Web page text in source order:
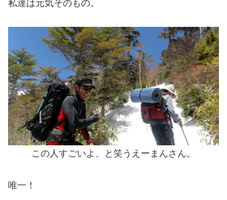
私達は元気そのもの。
この人すごいよ、と笑うえーまんさん。
唯一！